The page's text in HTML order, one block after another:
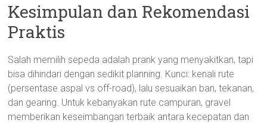
Kesimpulan dan Rekomendasi
Praktis
Salah memilih sepeda adalah prank yang menyakitkan, tapi
bisa dihindari dengan sedikit planning. Kunci: kenali rute
(persentase aspal vs off-road), lalu sesuaikan ban, tekanan,
dan gearing. Untuk kebanyakan rute campuran, gravel
memberikan keseimbangan terbaik antara kecepatan dan